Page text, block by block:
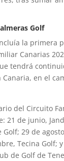
Golf
la primera
Canarias
tendrá
en el
del Circuito
21 de junio,
Golf; 29 de
Tecina Golf;
de Golf de